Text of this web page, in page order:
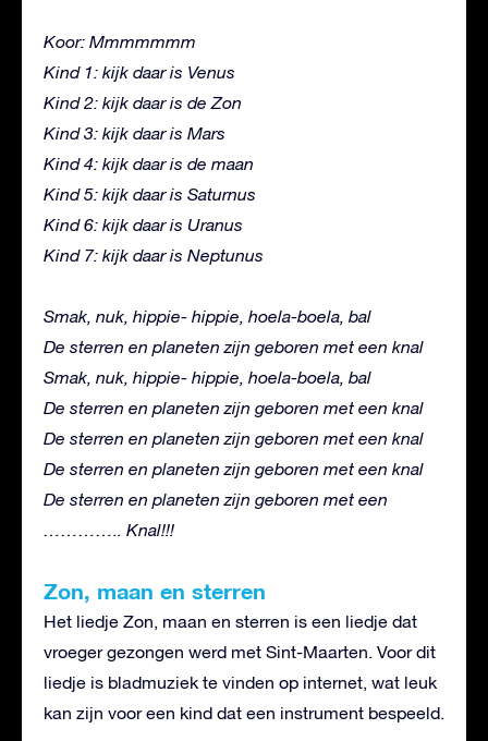
Koor: Mmmmmmm
Kind 1: kijk daar is Venus
Kind 2: kijk daar is de Zon
Kind 3: kijk daar is Mars
Kind 4: kijk daar is de maan
Kind 5: kijk daar is Saturnus
Kind 6: kijk daar is Uranus
Kind 7: kijk daar is Neptunus
Smak, nuk, hippie- hippie, hoela-boela, bal
De sterren en planeten zijn geboren met een knal
Smak, nuk, hippie- hippie, hoela-boela, bal
De sterren en planeten zijn geboren met een knal
De sterren en planeten zijn geboren met een knal
De sterren en planeten zijn geboren met een knal
De sterren en planeten zijn geboren met een
………….. Knal!!!
Zon, maan en sterren
Het liedje Zon, maan en sterren is een liedje dat
vroeger gezongen werd met Sint-Maarten. Voor dit
liedje is bladmuziek te vinden op internet, wat leuk
kan zijn voor een kind dat een instrument bespeeld.